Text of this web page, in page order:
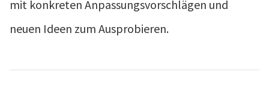
mit konkreten Anpassungsvorschlägen und
neuen Ideen zum Ausprobieren.